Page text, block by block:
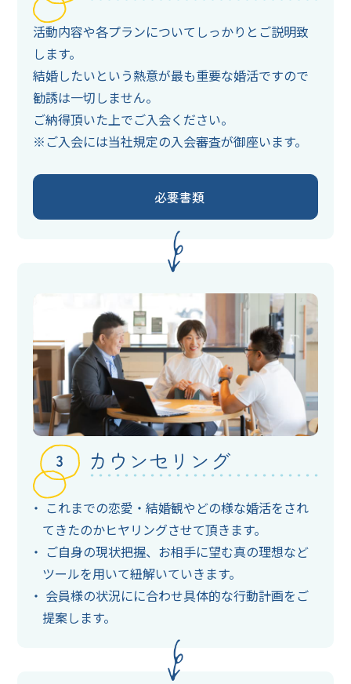
活動内容や各プランについてしっかりとご説明致
します。
結婚したいという熱意が最も重要な婚活ですので
勧誘は一切しません。
ご納得頂いた上でご入会ください。
ご入会には当社規定の入会審査が御座います。
必要書類
カウンセリング
これまでの恋愛・結婚観やどの様な婚活をされ
てきたのかヒヤリングさせて頂きます。
ご自身の現状把握、お相手に望む真の理想など
ツールを用いて紐解いていきます。
会員様の状況にに合わせ具体的な行動計画をご
提案します。